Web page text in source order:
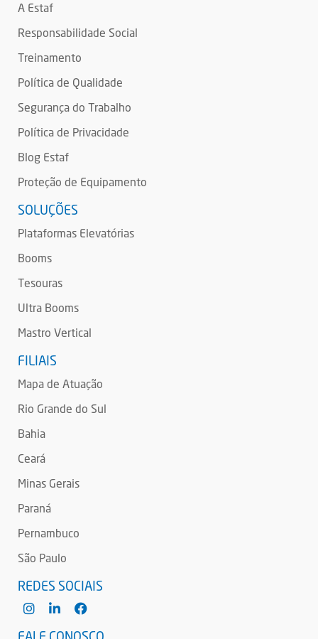
A Estaf
Responsabilidade Social
Treinamento
Política de Qualidade
Segurança do Trabalho
Política de Privacidade
Blog Estaf
Proteção de Equipamento
SOLUÇÕES
Plataformas Elevatórias
Booms
Tesouras
Ultra Booms
Mastro Vertical
FILIAIS
Mapa de Atuação
Rio Grande do Sul
Bahia
Ceará
Minas Gerais
Paraná
Pernambuco
São Paulo
REDES SOCIAIS